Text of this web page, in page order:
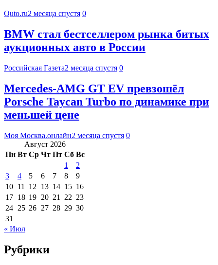
Quto.ru2 месяца спустя 0
BMW стал бестселлером рынка битых
аукционных авто в России
Российская Газета2 месяца спустя 0
Mercedes-AMG GT EV превзошёл
Porsche Taycan Turbo по динамике при
меньшей цене
Моя Москва.онлайн2 месяца спустя 0
Август 2026
Пн Вт Ср Чт Пт Сб Вс
1
2
3
4 5 6 7 8
9
10 11 12 13 14 15 16
17 18 19 20 21 22 23
24 25 26 27 28 29 30
31
« Июл
Рубрики